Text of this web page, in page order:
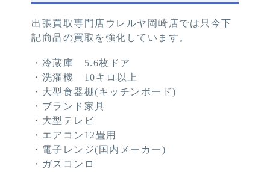
出張買取専門店ウレルヤ岡崎店では只今下
記商品の買取を強化しています。
・冷蔵庫 5.6枚ドア
・洗濯機 10キロ以上
・大型食器棚(キッチンボード)
・ブランド家具
・大型テレビ
・エアコン12畳用
・電子レンジ(国内メーカー)
・ガスコンロ